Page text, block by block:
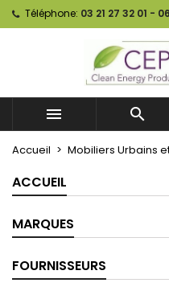
Téléphone: 03 21 27 32 01 -
 
Accueil Mobiliers Urbains
ACCUEIL
MARQUES
FOURNISSEURS